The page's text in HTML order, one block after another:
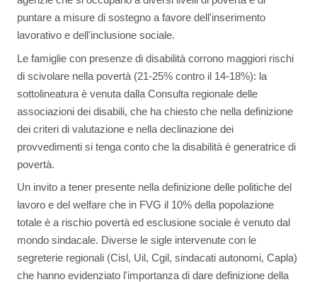
puntare a misure di sostegno a favore dell'inserimento
lavorativo e dell'inclusione sociale.
Le famiglie con presenze di disabilità corrono maggiori rischi
di scivolare nella povertà (21-25% contro il 14-18%): la
sottolineatura è venuta dalla Consulta regionale delle
associazioni dei disabili, che ha chiesto che nella definizione
dei criteri di valutazione e nella declinazione dei
provvedimenti si tenga conto che la disabilità è generatrice di
povertà.
Un invito a tener presente nella definizione delle politiche del
lavoro e del welfare che in FVG il 10% della popolazione
totale è a rischio povertà ed esclusione sociale è venuto dal
mondo sindacale. Diverse le sigle intervenute con le
segreterie regionali (Cisl, Uil, Cgil, sindacati autonomi, Capla)
che hanno evidenziato l'importanza di dare definizione della